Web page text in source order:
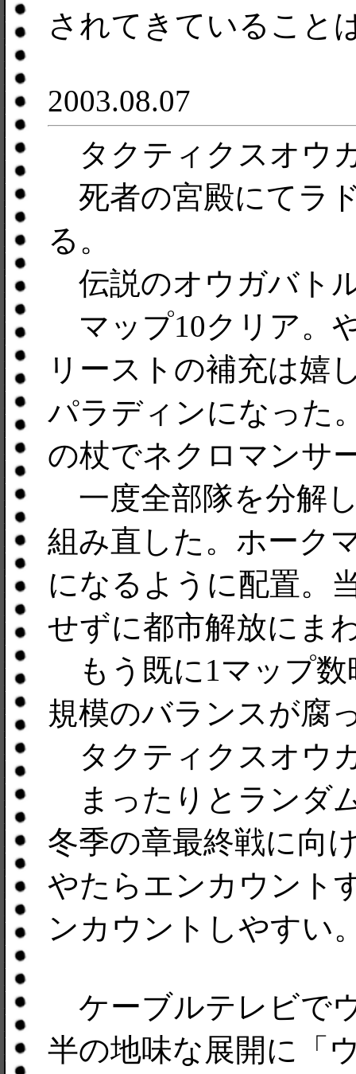
されてきていること
2003.08.07
タクティクスオウ
死者の宮殿にてラ
る。
伝説のオウガバト
マップ10クリア。
リーストの補充は嬉
パラディンになった
の杖でネクロマンサ
一度全部隊を分解
組み直した。ホーク
になるように配置。
せずに都市解放にま
もう既に1マップ数
規模のバランスが腐
タクティクスオウ
まったりとランダ
冬季の章最終戦に向
やたらエンカウント
ンカウントしやすい
ケーブルテレビで
半の地味な展開に「